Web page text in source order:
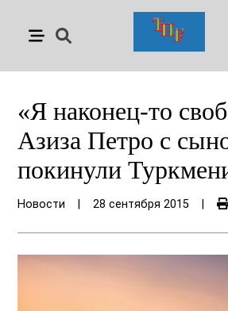
«Я наконец-то
Азиза Петро с
покинули
Новости 28 сентября 2015